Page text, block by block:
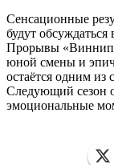
Сенсационные
будут
Прорывы
юной смены и
остаётся одним из
Следующий сезон
эмоциональные